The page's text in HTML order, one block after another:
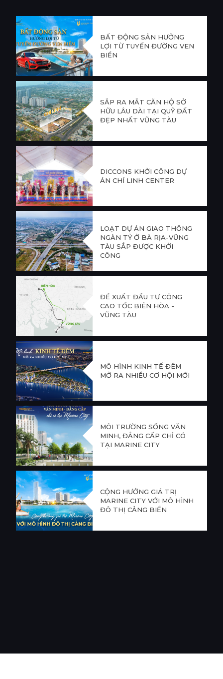
BẤT ĐỘNG SẢN HƯỞNG
LỢI TỪ TUYẾN ĐƯỜNG VEN
BIỂN
SẮP RA MẮT CĂN HỘ SỞ
HỮU LÂU DÀI TẠI QUỸ ĐẤT
ĐẸP NHẤT VŨNG TÀU
DICCONS KHỞI CÔNG DỰ
ÁN CHÍ LINH CENTER
LOẠT DỰ ÁN GIAO THÔNG
NGÀN TỶ Ở BÀ RỊA-VŨNG
TÀU SẮP ĐƯỢC KHỞI
CÔNG
ĐỀ XUẤT ĐẦU TƯ CÔNG
CAO TỐC BIÊN HÒA -
VŨNG TÀU
MÔ HÌNH KINH TẾ ĐÊM
MỞ RA NHIỀU CƠ HỘI MỚI
MÔI TRƯỜNG SỐNG VĂN
MINH, ĐẲNG CẤP CHỈ CÓ
TẠI MARINE CITY
CỘNG HƯỞNG GIÁ TRỊ
MARINE CITY VỚI MÔ HÌNH
ĐÔ THỊ CẢNG BIỂN